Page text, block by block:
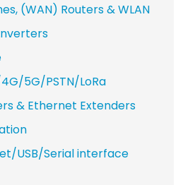
(WAN) Routers & WLAN
5G/PSTN/LoRa
& Ethernet Extenders
USB/Serial interface